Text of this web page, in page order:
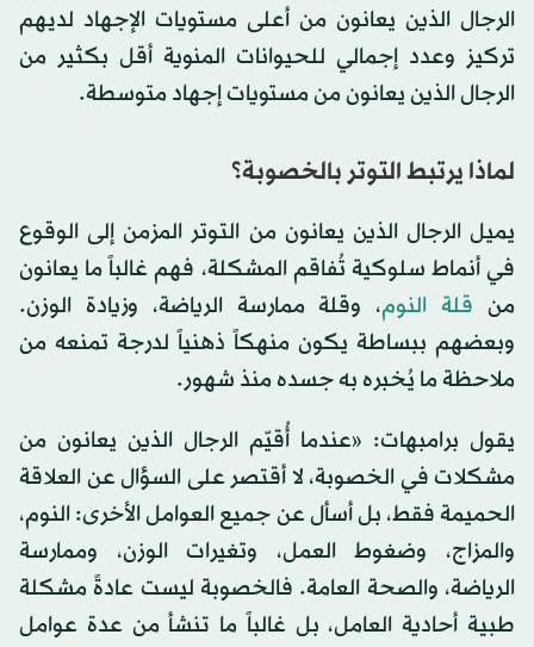
الرجال الذين يعانون من أعلى مستويات الإجهاد لديهم
تركيز وعدد إجمالي للحيوانات المنوية أقل بكثير من
الرجال الذين يعانون من مستويات إجهاد متوسطة.
لماذا يرتبط التوتر بالخصوبة؟
يميل الرجال الذين يعانون من التوتر المزمن إلى الوقوع
في أنماط سلوكية تُفاقم المشكلة، فهم غالباً ما يعانون
من قلة النوم، وقلة ممارسة الرياضة، وزيادة الوزن.
وبعضهم ببساطة يكون منهكاً ذهنياً لدرجة تمنعه ​​من
ملاحظة ما يُخبره به جسده منذ شهور.
يقول برامبهات: «عندما أُقيّم الرجال الذين يعانون من
مشكلات في الخصوبة، لا أقتصر على السؤال عن العلاقة
الحميمة فقط، بل أسأل عن جميع العوامل الأخرى: النوم،
والمزاج، وضغوط العمل، وتغيرات الوزن، وممارسة
الرياضة، والصحة العامة. فالخصوبة ليست عادةً مشكلة
طبية أحادية العامل، بل غالباً ما تنشأ من عدة عوامل